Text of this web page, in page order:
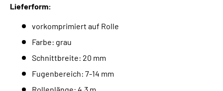
Lieferform:
vorkomprimiert auf Rolle
Farbe: grau
Schnittbreite: 20 mm
Fugenbereich: 7-14 mm